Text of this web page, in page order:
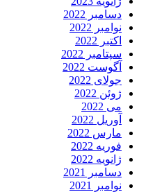
دسامبر 2022
نوامبر 2022
اکتبر 2022
سپتامبر 2022
آگوست 2022
جولای 2022
ژوئن 2022
می 2022
آوریل 2022
مارس 2022
فوریه 2022
ژانویه 2022
دسامبر 2021
نوامبر 2021